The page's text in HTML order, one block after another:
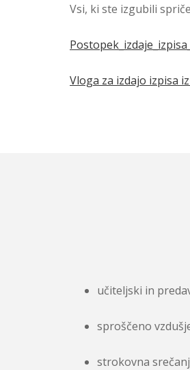
Vsi, ki ste izgubili
Vloga za izdajo izpisa
učiteljski in
sproščeno
strokovna